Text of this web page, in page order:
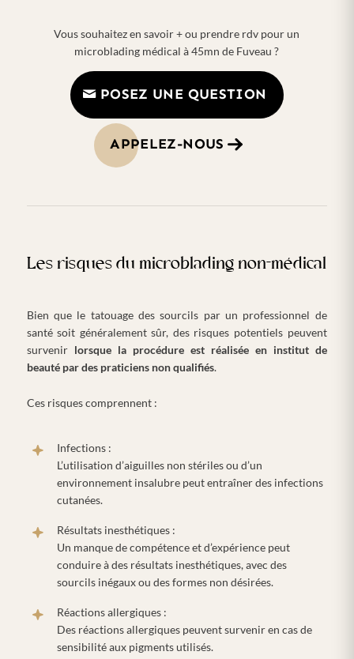
Vous souhaitez en savoir + ou prendre rdv pour un
microblading médical à 45mn de Fuveau ?
POSEZ UNE QUESTION
APPELEZ-NOUS
Les risques du microblading non-médical
Bien que le tatouage des sourcils par un professionnel de
santé soit généralement sûr, des risques potentiels peuvent
survenir lorsque la procédure est réalisée en institut de
beauté par des praticiens non qualifiés.
Ces risques comprennent :
Infections :
L’utilisation d’aiguilles non stériles ou d’un
environnement insalubre peut entraîner des infections
cutanées.
Résultats inesthétiques :
Un manque de compétence et d’expérience peut
conduire à des résultats inesthétiques, avec des
sourcils inégaux ou des formes non désirées.
Réactions allergiques :
Des réactions allergiques peuvent survenir en cas de
sensibilité aux pigments utilisés.